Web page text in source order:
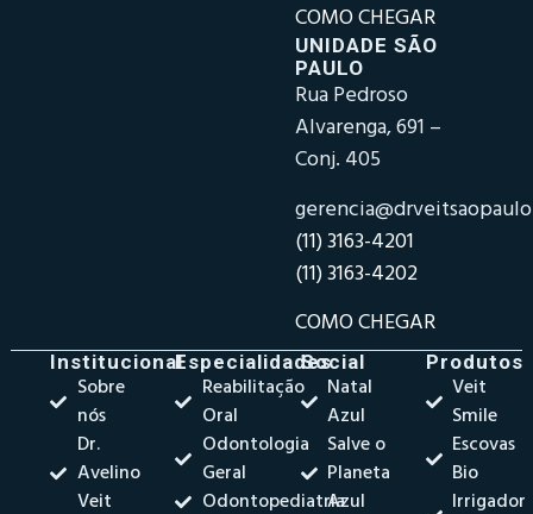
COMO CHEGAR
UNIDADE SÃO
PAULO
Rua Pedroso
Alvarenga, 691 –
Conj. 405
(11) 3163-4201
(11) 3163-4202
COMO CHEGAR
Institucional
Sobre
nós
Dr.
Avelino
Veit
Especialidades
Reabilitação
Oral
Odontologia
Geral
Odontopediatria
Social
Natal
Azul
Salve o
Planeta
Azul
Produtos
Veit
Smile
Escovas
Bio
Irrigador